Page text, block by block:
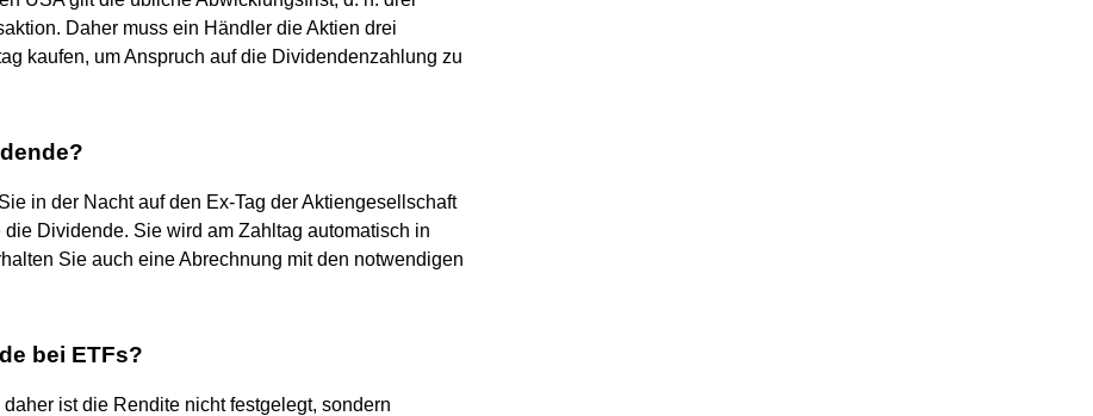
Daher muss ein Händler die Aktien drei
kaufen, um Anspruch auf die Dividendenzahlung zu
in der Nacht auf den Ex-Tag der Aktiengesellschaft
Dividende. Sie wird am Zahltag automatisch in
Sie auch eine Abrechnung mit den notwendigen
bei ETFs?
ist die Rendite nicht festgelegt, sondern